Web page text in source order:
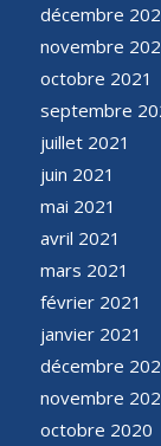
décembre
novembre
octobre 2021
septembre
juillet 2021
juin 2021
mai 2021
avril 2021
mars 2021
février 2021
janvier 2021
décembre
novembre
octobre 2020